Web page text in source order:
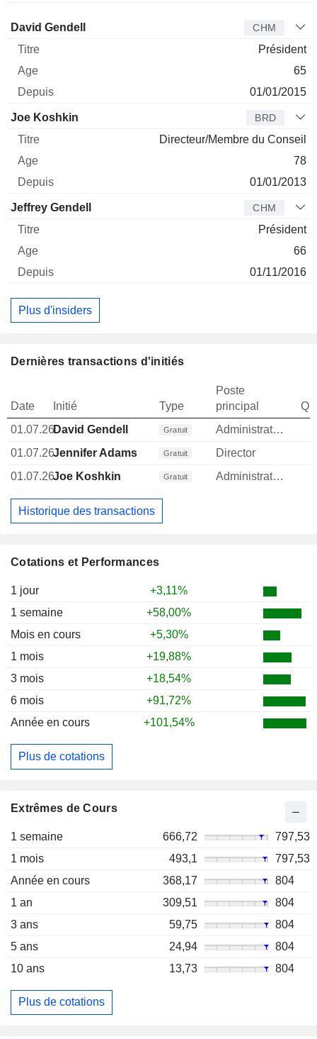
Cotations et Performances
1 jour
+3,11%
1 semaine
+58,00%
Mois en cours
+5,30%
1 mois
+19,88%
3 mois
+18,54%
6 mois
+91,72%
Année en cours
+101,54%
Plus de cotations
Extrêmes de Cours
1 semaine 666,72
797,53
1 mois
493,1
797,53
Année en cours
368,17
804
1 an
309,51
804
3 ans
59,75
804
5 ans
24,94
804
10 ans
13,73 804
Plus de cotations
Administrateur
David Gendell CHM
Président
65
01/01/2015
Joe Koshkin BRD
Directeur/Membre du Conseil
78
01/01/2013
Jeffrey Gendell CHM
Président
66
01/11/2016
Plus d'insiders
Dernières transactions d'initiés
Date Initié Type
Poste
principal
01.07.26David Gendell Gratuit
Administrateur
01.07.26Jennifer Adams Gratuit
Director
01.07.26Joe Koshkin Gratuit Administrateur
Historique des transactions